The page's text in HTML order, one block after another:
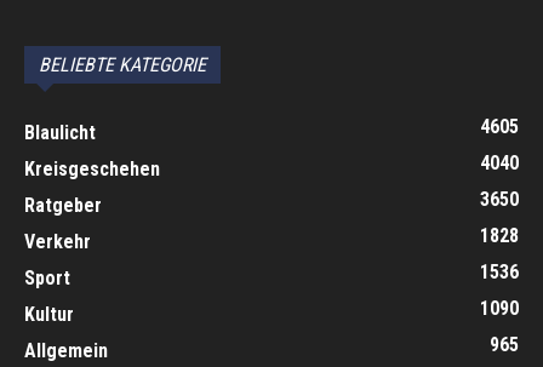
BELIEBTE KATEGORIE
Blaulicht
4605
Kreisgeschehen
4040
Ratgeber
3650
Verkehr
1828
Sport
1536
Kultur
1090
Allgemein
965